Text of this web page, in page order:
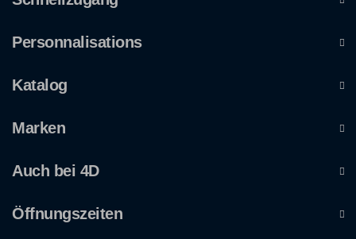
Personnalisations
Katalog
Marken
Auch bei 4D
Öffnungszeiten